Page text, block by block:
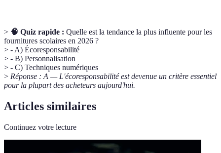
> 🧠 Quiz rapide : Quelle est la tendance la plus influente pour les
fournitures scolaires en 2026 ?
> - A) Écoresponsabilité
> - B) Personnalisation
> - C) Techniques numériques
> Réponse : A — L'écoresponsabilité est devenue un critère essentiel
pour la plupart des acheteurs aujourd'hui.
Articles similaires
Continuez votre lecture